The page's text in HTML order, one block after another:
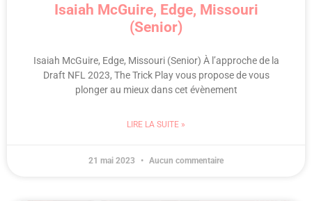
Isaiah McGuire, Edge, Missouri
(Senior)
Isaiah McGuire, Edge, Missouri (Senior) À l’approche de la
Draft NFL 2023, The Trick Play vous propose de vous
plonger au mieux dans cet évènement
LIRE LA SUITE »
21 mai 2023 Aucun commentaire